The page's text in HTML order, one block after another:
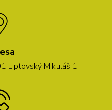
Liptovský Mikuláš 1